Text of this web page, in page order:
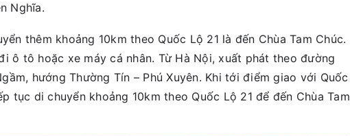
Nghĩa.
thêm khoảng 10km theo Quốc Lộ 21 là đến Chùa Tam Chúc.
ô tô hoặc xe máy cá nhân. Từ Hà Nội, xuất phát theo đường
hướng Thường Tín – Phú Xuyên. Khi tới điểm giao với Quốc
tục di chuyển khoảng 10km theo Quốc Lộ 21 để đến Chùa Tam